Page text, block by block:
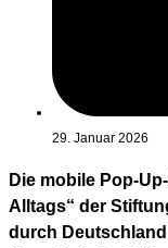
29. Januar 2026
Die mobile Pop-
Alltags“ der
durch